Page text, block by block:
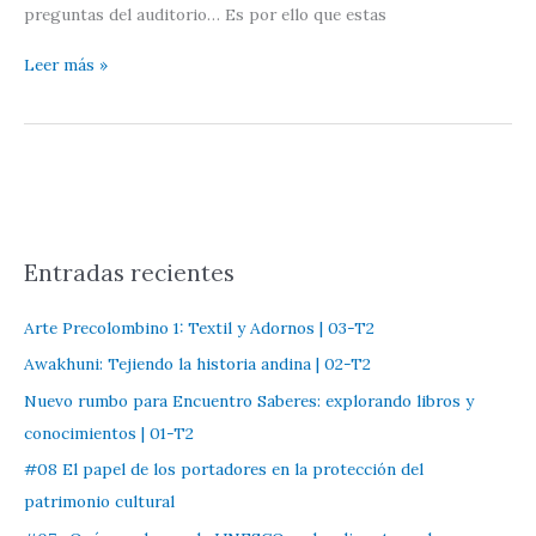
preguntas del auditorio… Es por ello que estas
E000.
Leer más »
Entradas recientes
Arte Precolombino 1: Textil y Adornos | 03-T2
Awakhuni: Tejiendo la historia andina | 02-T2
Nuevo rumbo para Encuentro Saberes: explorando libros y
conocimientos | 01-T2
#08 El papel de los portadores en la protección del
patrimonio cultural